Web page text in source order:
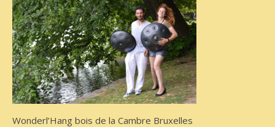
Wonderl’Hang bois de la Cambre Bruxelles